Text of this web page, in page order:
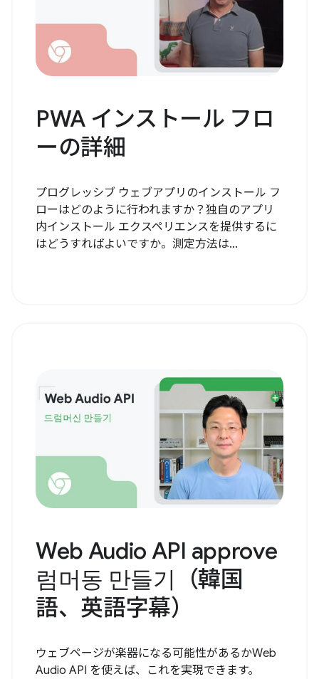
PWA インストール フロ
ーの詳細
プログレッシブ ウェブアプリのインストール フ
ローはどのように行われますか？独自のアプリ
内インストール エクスペリエンスを提供するに
はどうすればよいですか。測定方法は...
Web Audio API approve
럼머동 만들기（韓国
語、英語字幕）
ウェブページが楽器になる可能性があるかWeb
Audio API を使えば、これを実現できます。